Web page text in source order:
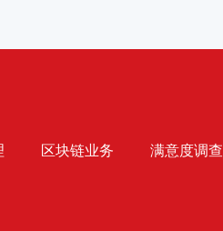
区块链业务 满意度调查